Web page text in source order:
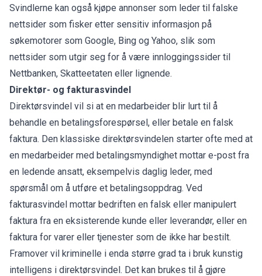
Svindlerne kan også kjøpe annonser som leder til falske
nettsider som fisker etter sensitiv informasjon på
søkemotorer som Google, Bing og Yahoo, slik som
nettsider som utgir seg for å være innloggingssider til
Nettbanken, Skatteetaten eller lignende.
Direktør- og fakturasvindel
Direktørsvindel vil si at en medarbeider blir lurt til å
behandle en betalingsforespørsel, eller betale en falsk
faktura. Den klassiske direktørsvindelen starter ofte med at
en medarbeider med betalingsmyndighet mottar e-post fra
en ledende ansatt, eksempelvis daglig leder, med
spørsmål om å utføre et betalingsoppdrag. Ved
fakturasvindel mottar bedriften en falsk eller manipulert
faktura fra en eksisterende kunde eller leverandør, eller en
faktura for varer eller tjenester som de ikke har bestilt.
Framover vil kriminelle i enda større grad ta i bruk kunstig
intelligens i direktørsvindel. Det kan brukes til å gjøre